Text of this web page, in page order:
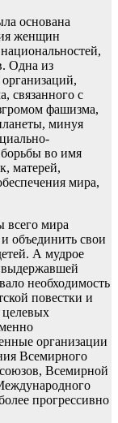
основана
женщин
Одна из
связанного с
фашизма,
минуя
во имя
матерей,
мира,
всего мира
объединить свои
А мудрое
необходимость
повестки и
целевых
организации
Всемирного
Всемирной
прогрессивно